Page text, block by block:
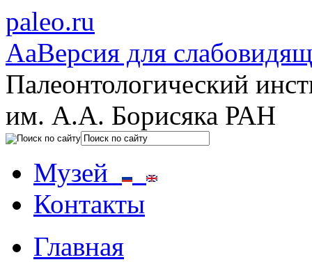
paleo.ru
AaВерсия для
Палеонтологический
им. А.А. Борисяка РАН
Музей
Контакты
Главная